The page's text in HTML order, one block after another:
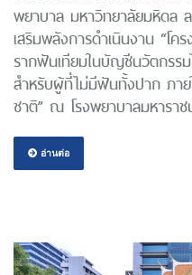
พยาบาล มหาวิทยาลัยมหิดล
เสริมพลังการดำเนินงาน “โ
รากฟันเทียมในบัญชีนวัตกรร
สำหรับผู้ที่ไม่มีฟันทั้งปาก ภา
ชาติ” ณ โรงพยาบาลมหาราช
อ่านต่อ